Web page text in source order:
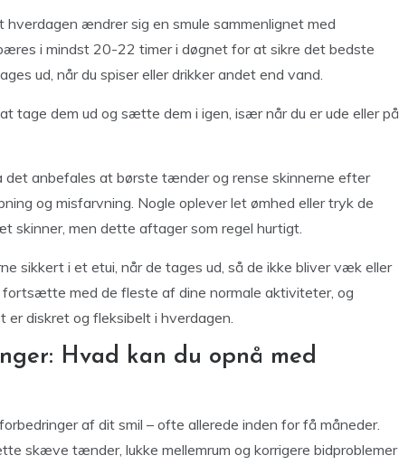
hverdagen ændrer sig en smule sammenlignet med
i mindst 20-22 timer i døgnet for at sikre det bedste
ud, når du spiser eller drikker andet end vand.
tage dem ud og sætte dem i igen, især når du er ude eller på
det anbefales at børste tænder og rense skinnerne efter
og misfarvning. Nogle oplever let ømhed eller tryk de
skinner, men dette aftager som regel hurtigt.
sikkert i et etui, når de tages ud, så de ikke bliver væk eller
med de fleste af dine normale aktiviteter, og
diskret og fleksibelt i hverdagen.
Hvad kan du opnå med
af dit smil – ofte allerede inden for få måneder.
skæve tænder, lukke mellemrum og korrigere bidproblemer